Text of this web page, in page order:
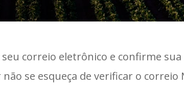
correio eletrônico e confirme
se esqueça de verificar o correio